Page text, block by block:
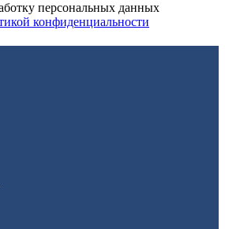
персональных данных
конфиденциальности